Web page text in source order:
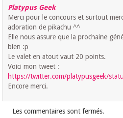
Platypus Geek
Merci pour le concours et surtout
adoration de pikachu ^^
Elle nous assure que la prochaine
bien :p
Le valet en atout vaut 20 points.
Voici mon tweet :
https://twitter.com/platypusgeek/
Encore merci.
Les commentaires sont fermés.